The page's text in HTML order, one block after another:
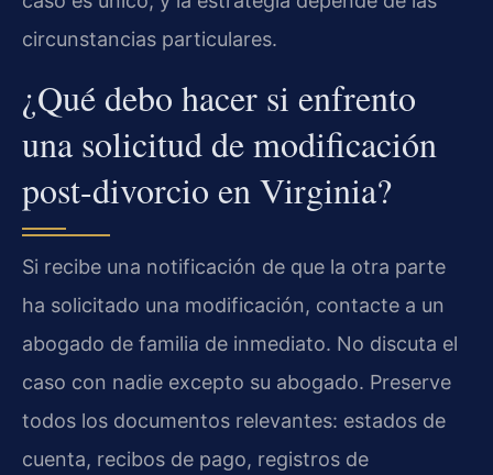
circunstancias particulares.
¿Qué debo hacer si enfrento
una solicitud de modificación
post-divorcio en Virginia?
Si recibe una notificación de que la otra parte
ha solicitado una modificación, contacte a un
abogado de familia de inmediato. No discuta el
caso con nadie excepto su abogado. Preserve
todos los documentos relevantes: estados de
cuenta, recibos de pago, registros de